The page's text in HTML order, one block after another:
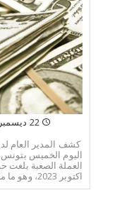
22 ديسمبر 2023
كشف المدير العام
اليوم الخميس
اكتوبر 2023، وهو ما مكن من تغ...